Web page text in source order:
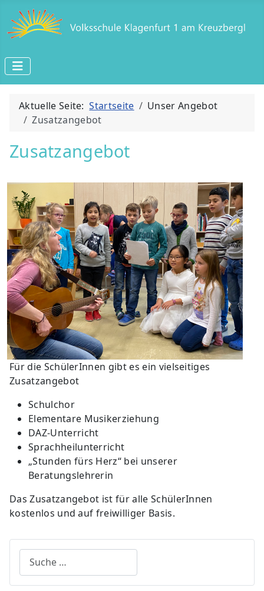
Aktuelle Seite:Startseite
Unser Angebot
Zusatzangebot
Zusatzangebot
Für die SchülerInnen gibt es ein vielseitiges
Zusatzangebot
Schulchor
Elementare Musikerziehung
DAZ-Unterricht
Sprachheilunterricht
„Stunden fürs Herz“ bei unserer
Beratungslehrerin
Das Zusatzangebot ist für alle SchülerInnen
kostenlos und auf freiwilliger Basis.
Suchen